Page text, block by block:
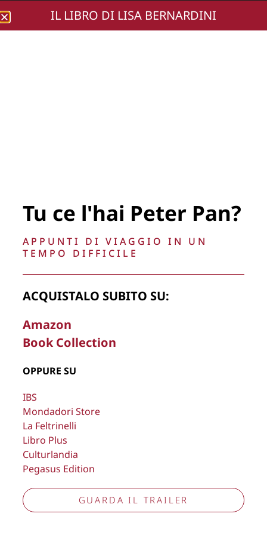
Lisa Bernardini
La Direzione stabilisce insindacabilmente di inserire,
rimuovere, oscurare, modificare, immagini e testi del sito, a
Aggiorna preferenze tracciamento
IL LIBRO DI LISA BERNARDINI
Tu ce l'hai Peter Pan?
APPUNTI DI VIAGGIO IN UN
TEMPO DIFFICILE
ACQUISTALO SUBITO SU:
Amazon
Book Collection
OPPURE SU
IBS
Mondadori Store
La Feltrinelli
Libro Plus
Culturlandia
Pegasus Edition
GUARDA IL TRAILER